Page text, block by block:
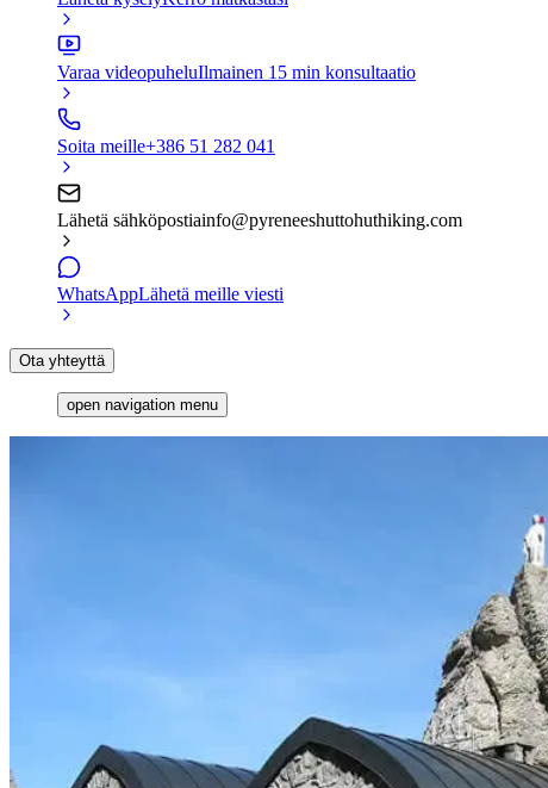
Varaa videopuheluIlmainen 15 min konsultaatio
Soita meille+386 51 282 041
Lähetä sähköpostiainfo@pyreneeshuttohuthiking.com
WhatsAppLähetä meille viesti
Ota yhteyttä
open navigation menu